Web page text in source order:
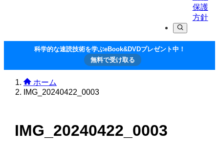
保護
方針
科学的な速読技術を学ぶeBook&DVDプレゼント中！
無料で受け取る
ホーム
IMG_20240422_0003
IMG_20240422_0003